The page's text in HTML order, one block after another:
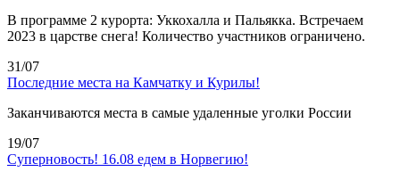
В программе 2 курорта: Уккохалла и Пальякка. Встречаем
2023 в царстве снега! Количество участников ограничено.
31/07
Последние места на Камчатку и Курилы!
Заканчиваются места в самые удаленные уголки России
19/07
Суперновость! 16.08 едем в Норвегию!